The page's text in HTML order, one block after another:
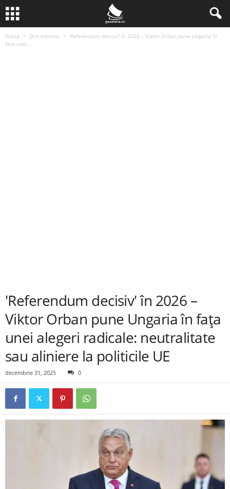
Acasă Știri externe
'Referendum decisiv' în 2026 – Viktor Orban pune Ungaria în
fața unei...
'Referendum decisiv' în 2026 –
Viktor Orban pune Ungaria în fața
unei alegeri radicale: neutralitate
sau aliniere la politicile UE
decembrie 31, 2025 0